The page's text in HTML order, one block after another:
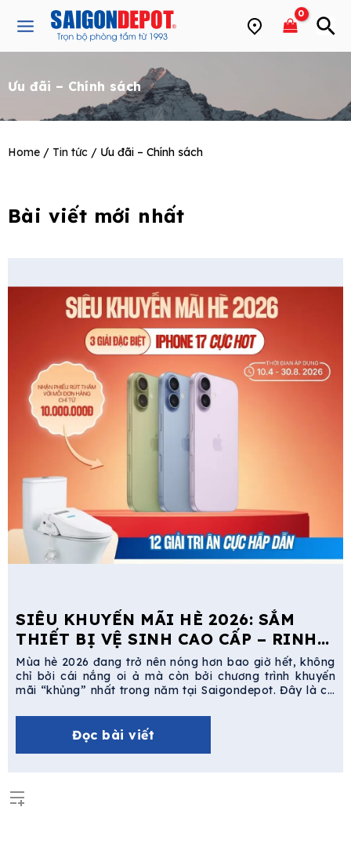
Main
Ưu đãi – Chính sách
Home / Tin tức / Ưu đãi – Chính sách
Bài viết mới nhất
SIÊU KHUYẾN MÃI HÈ 2026: SẮM
THIẾT BỊ VỆ SINH CAO CẤP – RINH
NGAY IPHONE 17 TẠI SAIGONDEPOT
Mùa hè 2026 đang trở nên nóng hơn bao giờ hết, không
chỉ bởi cái nắng oi ả mà còn bởi chương trình khuyến
mãi “khủng” nhất trong năm tại Saigondepot. Đây là cơ
thiết bị phòng tắm đẳng cấp châu Âu và nhận
Đọc bài viết